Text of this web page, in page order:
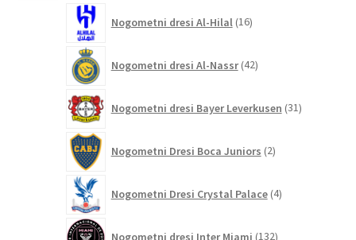
Nogometni dresi Al-Hilal 16izdelkov
Nogometni dresi Al-Nassr 42izdelkov
Nogometni dresi Bayer Leverkusen 31izdelkov
Nogometni Dresi Boca Juniors 2izdelka
Nogometni Dresi Crystal Palace 4izdelki
Nogometni dresi Inter Miami 132